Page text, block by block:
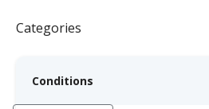
Categories
Conditions